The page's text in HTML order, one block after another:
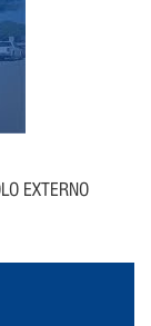
EXTERNO